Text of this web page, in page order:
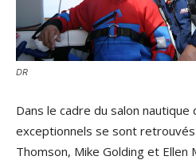
DR
Dans le cadre du salon
exceptionnels se sont retrouvés
Thomson, Mike Golding et Ellen